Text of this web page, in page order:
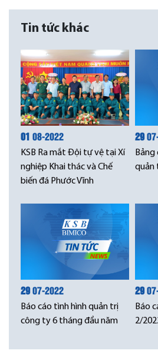
Tin tức khác
01 08-2022
KSB Ra mắt Đội tự vệ tại Xí
nghiệp Khai thác và Chế
biến đá Phước Vĩnh
29
quản
2907-2022
Báo cáo tình hình quản trị
công ty 6 tháng đầu năm
29
Báo
2/